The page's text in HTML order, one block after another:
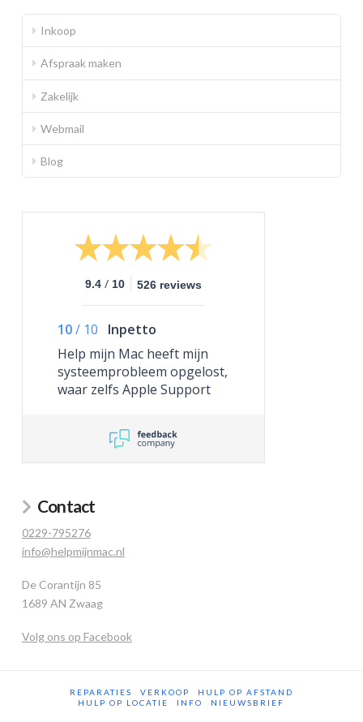
Inkoop
Afspraak maken
Zakelijk
Webmail
Blog
9.4 / 10 526 reviews
10/ 10
Inpetto
Help mijn Mac heeft mijn
systeemprobleem opgelost,
waar zelfs Apple Support
Contact
0229-795276
info@helpmijnmac.nl
De Corantijn 85
1689 AN Zwaag
Volg ons op Facebook
REPARATIES VERKOOP
HULP OP AFSTAND
HULP OP LOCATIE
INFO NIEUWSBRIEF